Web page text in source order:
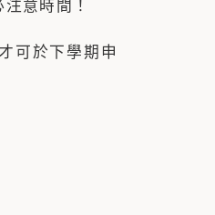
意時間！
可於下學期申